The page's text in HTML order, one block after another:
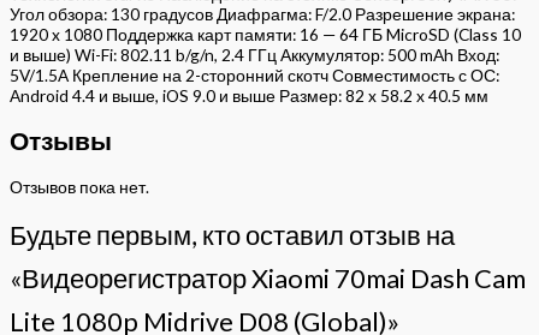
Угол обзора: 130 градусов Диафрагма: F/2.0 Разрешение экрана:
1920 x 1080 Поддержка карт памяти: 16 — 64 ГБ MicroSD (Class 10
и выше) Wi-Fi: 802.11 b/g/n, 2.4 ГГц Аккумулятор: 500 mAh Вход:
5V/1.5A Крепление на 2-сторонний скотч Совместимость с ОС:
Android 4.4 и выше, iOS 9.0 и выше Размер: 82 x 58.2 x 40.5 мм
Отзывы
Отзывов пока нет.
Будьте первым, кто оставил отзыв на
«Видеорегистратор Xiaomi 70mai Dash Cam
Lite 1080p Midrive D08 (Global)»